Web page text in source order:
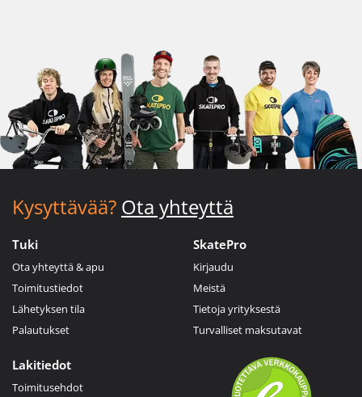
Kysyttävää? Ota yhteyttä
Tuki
Ota yhteyttä & apu
Toimitustiedot
Lähetyksen tila
Palautukset
SkatePro
Kirjaudu
Meistä
Tietoja yrityksestä
Turvalliset maksutavat
Lakitiedot
Toimitusehdot